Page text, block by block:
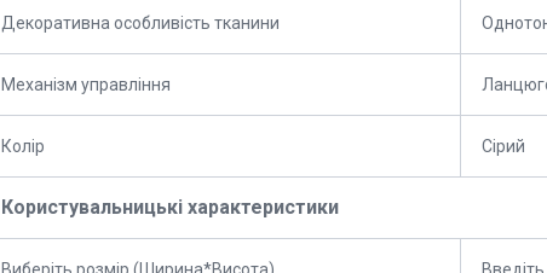
Декоративна особливість тканини
Механізм управління
Колір Сірий
Користувальницькі характеристики
Виберіть розмір (Ширина*Висота)